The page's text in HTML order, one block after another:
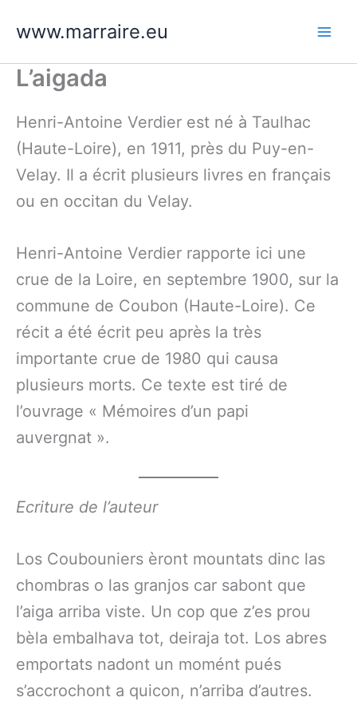
www.marraire.eu
L’aigada
Henri-Antoine Verdier est né à Taulhac
(Haute-Loire), en 1911, près du Puy-en-
Velay. Il a écrit plusieurs livres en français
ou en occitan du Velay.
Henri-Antoine Verdier rapporte ici une
crue de la Loire, en septembre 1900, sur la
commune de Coubon (Haute-Loire). Ce
récit a été écrit peu après la très
importante crue de 1980 qui causa
plusieurs morts. Ce texte est tiré de
l’ouvrage « Mémoires d’un papi
auvergnat ».
Ecriture de l’auteur
Los Coubouniers èront mountats dinc las
chombras o las granjos car sabont que
l’aiga arriba viste. Un cop que z’es prou
bèla embalhava tot, deiraja tot. Los abres
emportats nadont un momént pués
s’accrochont a quicon, n’arriba d’autres.